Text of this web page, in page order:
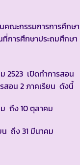
ะกรรมการการศึกษา
การศึกษาประถมศึกษา
เปิดทำการสอน
สอน 2 ภาคเรียน ดังนี้
ง 10 ตุลาคม
ง 31 มีนาคม